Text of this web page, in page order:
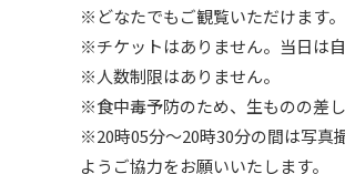
※どなたでもご観覧いただけます。
※チケットはありません。当日は自
※人数制限はありません。
※食中毒予防のため、生ものの差
※20時05分～20時30分の間は写真
ようご協力をお願いいたします。